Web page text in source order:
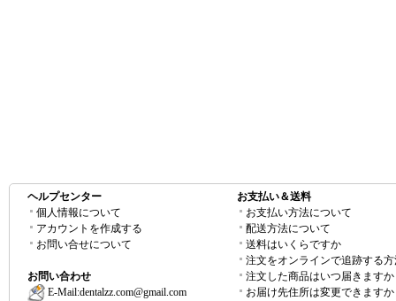
ヘルプセンター
個人情報について
アカウントを作成する
お問い合せについて
お問い合わせ
E-Mail:dentalzz.com@gmail.com
お支払い＆送料
お支払い方法について
配送方法について
送料はいくらですか
注文をオンラインで追跡する
注文した商品はいつ届きますか
お届け先住所は変更できますか